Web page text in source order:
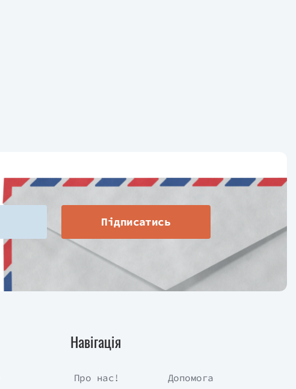
Підписатись
Навігація
Про нас! Допомога